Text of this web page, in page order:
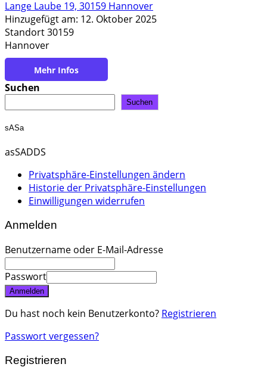
Lange Laube 19, 30159 Hannover
Hinzugefügt am: 12. Oktober 2025
Standort 30159
Hannover
https://shl-ing.com
Suchen
Suchen
sASa
asSADDS
Privatsphäre-Einstellungen ändern
Historie der Privatsphäre-Einstellungen
Einwilligungen widerrufen
Anmelden
Benutzername oder E-Mail-Adresse
Passwort
Anmelden
Du hast noch kein Benutzerkonto? Registrieren
Passwort vergessen?
Registrieren